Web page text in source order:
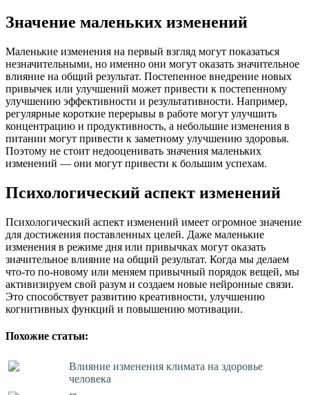
Значение маленьких изменений
Маленькие изменения на первый взгляд могут показаться
незначительными, но именно они могут оказать значительное
влияние на общий результат. Постепенное внедрение новых
привычек или улучшений может привести к постепенному
улучшению эффективности и результативности. Например,
регулярные короткие перерывы в работе могут улучшить
концентрацию и продуктивность, а небольшие изменения в
питании могут привести к заметному улучшению здоровья.
Поэтому не стоит недооценивать значения маленьких
изменений — они могут привести к большим успехам.
Психологический аспект изменений
Психологический аспект изменений имеет огромное значение
для достижения поставленных целей. Даже маленькие
изменения в режиме дня или привычках могут оказать
значительное влияние на общий результат. Когда мы делаем
что-то по-новому или меняем привычный порядок вещей, мы
активизируем свой разум и создаем новые нейронные связи.
Это способствует развитию креативности, улучшению
когнитивных функций и повышению мотивации.
Похожие статьи:
Влияние изменения климата на здоровье
человека